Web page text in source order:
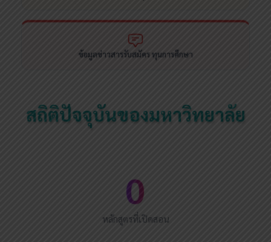
ข้อมูลข่าวสารรับสมัคร ทุนการศึกษา
สถิติปัจจุบันของมหาวิทยาลัย
0
หลักสูตรที่เปิดสอน